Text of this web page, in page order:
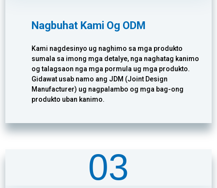
Nagbuhat Kami Og ODM
Kami nagdesinyo ug naghimo sa mga produkto
sumala sa imong mga detalye, nga naghatag kanimo
og talagsaon nga mga pormula ug mga produkto.
Gidawat usab namo ang JDM (Joint Design
Manufacturer) ug nagpalambo og mga bag-ong
produkto uban kanimo.
03